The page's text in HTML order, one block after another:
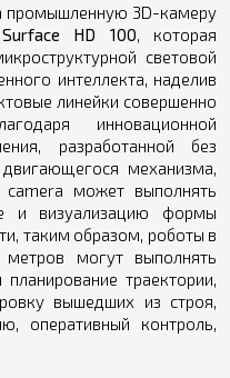
промышленную 3D-камеру
HD 100 , которая
световой
интеллекта, наделив
линейки совершенно
инновационной
разработанной без
механизма,
может выполнять
и визуализацию формы
таким образом, роботы в
могут выполнять
траектории,
вышедших из строя,
оперативный контроль,